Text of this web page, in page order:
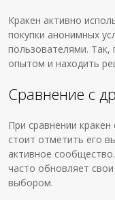
Кракен активно
покупки анонимных
пользователями.
опытом и находить
Сравнение с
При сравнении
стоит отметить его
активное
часто обновляет
выбором.